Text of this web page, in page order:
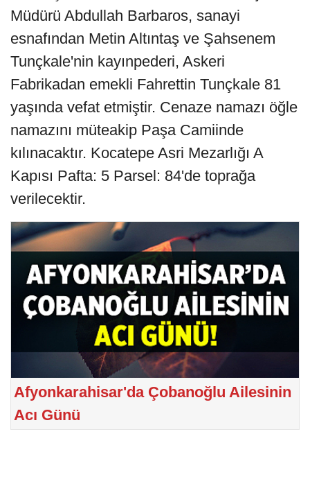
Müdürü Abdullah Barbaros, sanayi
esnafından Metin Altıntaş ve Şahsenem
Tunçkale'nin kayınpederi, Askeri
Fabrikadan emekli Fahrettin Tunçkale 81
yaşında vefat etmiştir. Cenaze namazı öğle
namazını müteakip Paşa Camiinde
kılınacaktır. Kocatepe Asri Mezarlığı A
Kapısı Pafta: 5 Parsel: 84'de toprağa
verilecektir.
Afyonkarahisar'da Çobanoğlu Ailesinin
Acı Günü